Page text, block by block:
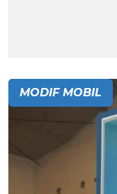
MODIF MOBIL